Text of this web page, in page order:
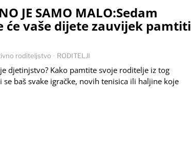
JE SAMO MALO:Sedam
će vaše dijete zauvijek pamtiti
roditeljstvo · RODITELJI
djetinjstvo? Kako pamtite svoje roditelje iz tog
se baš svake igračke, novih tenisica ili haljine koje